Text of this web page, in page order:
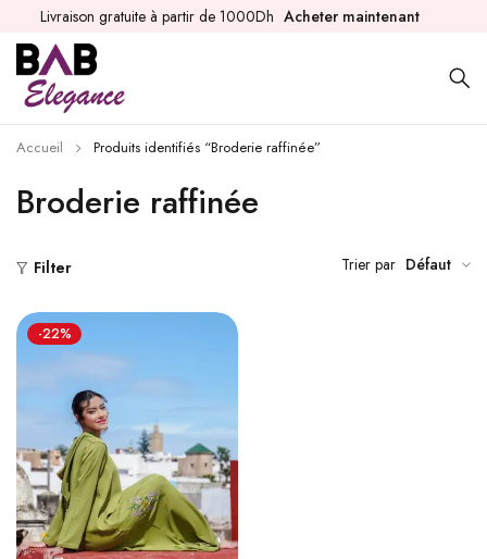
Livraison gratuite à partir de 1000Dh Acheter maintenant
Broderie raffinée
Accueil Produits identifiés “Broderie raffinée”
Filter Trier par Défaut
-22%